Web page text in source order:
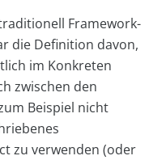
Framework-
die Definition davon,
im Konkreten
zwischen den
Beispiel nicht
zu verwenden (oder